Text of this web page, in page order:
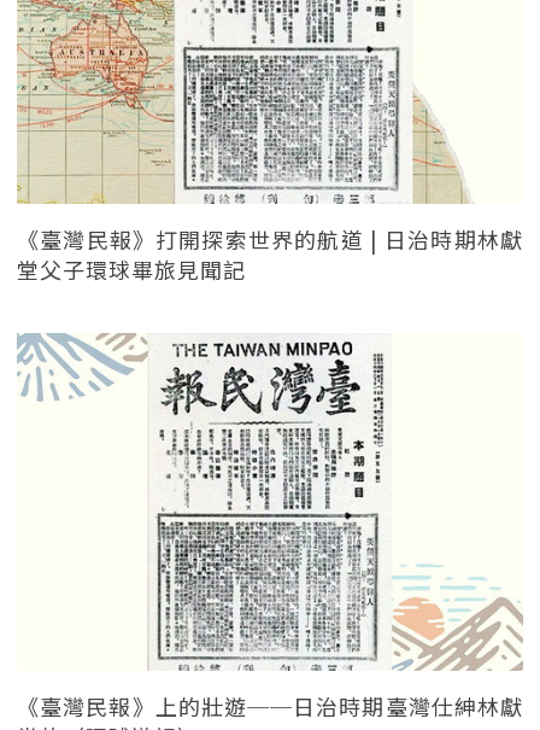
《臺灣民報》打開探索世界的航道 | 日治時期林獻
堂父子環球畢旅見聞記
《臺灣民報》上的壯遊──日治時期臺灣仕紳林獻